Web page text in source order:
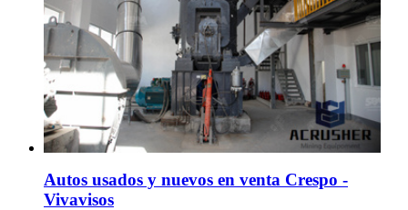
Autos usados y nuevos en venta Crespo -
Vivavisos